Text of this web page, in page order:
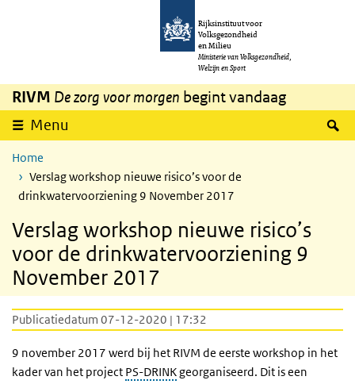
Overslaan en naar de inhoud gaan
Rijksinstituut voor
Volksgezondheid
en Milieu
Ministerie van Volksgezondheid,
Welzijn en Sport
RIVM De zorg voor morgen begint vandaag
Menu
Home
Verslag workshop nieuwe risico’s voor de
drinkwatervoorziening 9 November 2017
Verslag workshop nieuwe risico’s
voor de drinkwatervoorziening 9
November 2017
Publicatiedatum 07-12-2020 | 17:32
9 november 2017 werd bij het RIVM de eerste workshop in het
kader van het project PS-DRINKgeorganiseerd. Dit is een